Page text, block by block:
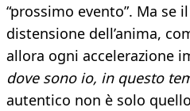
“prossimo evento”. Ma se
distensione dell’anima,
allora ogni accelerazione
dove sono io, in questo
autentico non è solo